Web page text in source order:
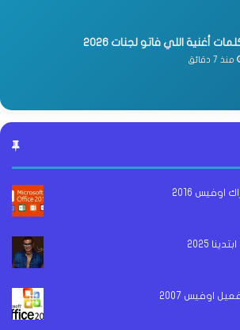
أغنية اللي فاتو لجنات 2026
منذ 7 دقائق
2025